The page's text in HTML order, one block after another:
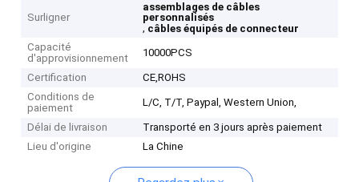
Surligner
assemblages de câbles
personnalisés
, câbles équipés de connecteur
Capacité
d'approvisionnement
10000PCS
Certification
CE,ROHS
Conditions de
paiement
L/C, T/T, Paypal, Western Union,
Délai de livraison
Transporté en 3 jours après paiement
Lieu d'origine
La Chine